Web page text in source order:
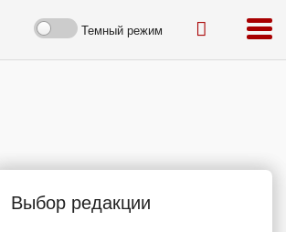
Темный режим
Выбор редакции